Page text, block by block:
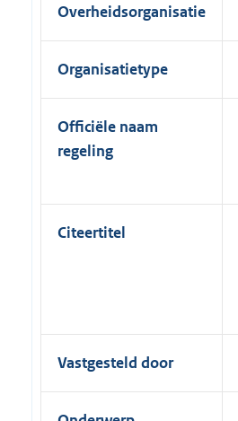
Overheidsorganisatie
Organisatietype
Officiële naam
regeling
Citeertitel
Vastgesteld door